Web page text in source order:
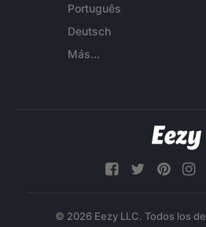
Português
Deutsch
Más...
© 2026 Eezy LLC. Todos los